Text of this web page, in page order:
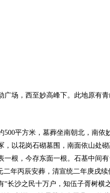
广场，西至妙高峰下。此地原有
500平方米，墓葬坐南朝北，南依
，以花岗石砌墓围，南面依山处
一根，今存东面一根。石基中间
二年丙辰安葬，清宣统二年庚戌
“长沙之民十万户，知伍子胥树横